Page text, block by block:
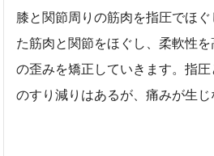
膝と関節周りの筋肉を指圧でほ
た筋肉と関節をほぐし、柔軟性
の歪みを矯正していきます。指
のすり減りはあるが、痛みが生じ